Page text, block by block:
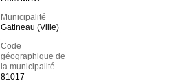
Municipalité
Gatineau (Ville)
Code
géographique de
la municipalité
81017